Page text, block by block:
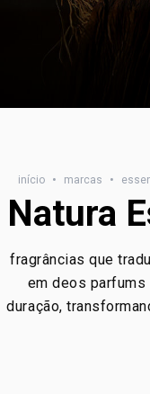
início • marcas •
Natura
fragrâncias que
em deos
duração,